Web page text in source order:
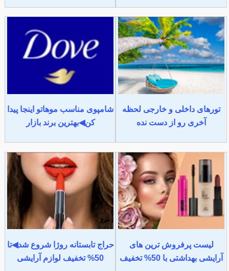
تورهای داخلی و خارجی لحظه
آخری رو از دست نده
شامپوی مناسب موهاتو اینجا پیدا
کن◀بهترین برند بازار
لیست پرفروش ترین های
آرایشی بهداشتی با 50% تخفیف
حراج تابستانه روژا شروع شد◀تا
50% تخفیف لوازم آرایشی